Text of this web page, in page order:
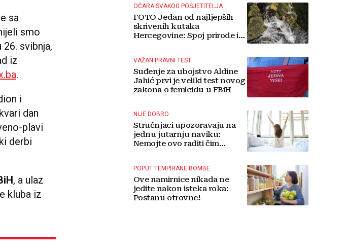
sa
smo
svibnja,
iz
.
i
dan
plavi
derbi
, a ulaz
kluba iz
OČARA SVAKOG POSJETITELJA
FOTO Jedan od najljepših
skrivenih kutaka
Hercegovine: Spoj prirode i
VAŽAN PRAVNI TEST
Suđenje za ubojstvo Aldine
Jahić prvi je veliki test novog
zakona o femicidu u FBiH
NIJE DOBRO
Stručnjaci upozoravaju na
jednu jutarnju naviku:
Nemojte ovo raditi čim
POPUT TEMPIRANE BOMBE
Ove namirnice nikada ne
jedite nakon isteka roka:
Postanu otrovne!